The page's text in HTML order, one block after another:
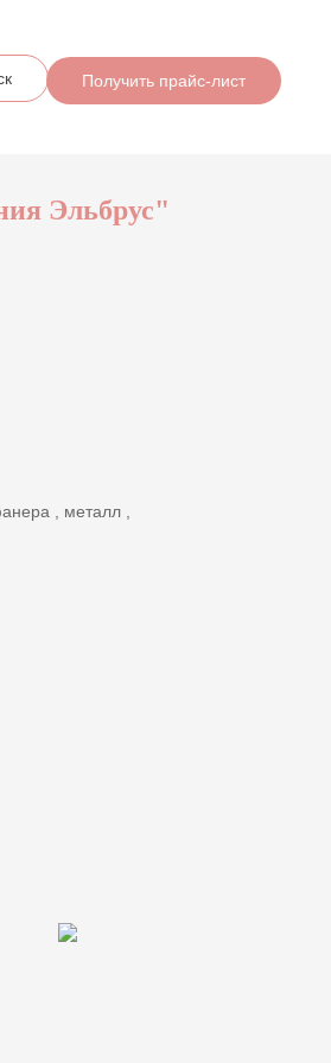
Получить прайс-лист
Эльбрус"
, металл ,